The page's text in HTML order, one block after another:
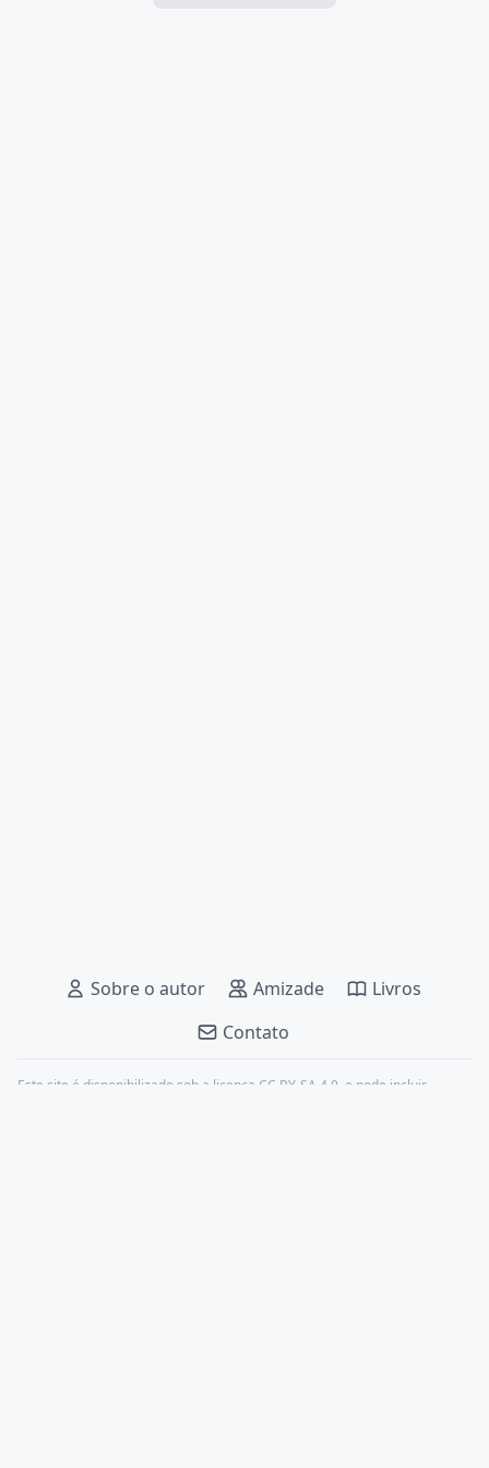
Sobre o autor Amizade
Livros
Contato
Este site é disponibilizado sob a licença CC BY-SA 4.0 , e pode incluir